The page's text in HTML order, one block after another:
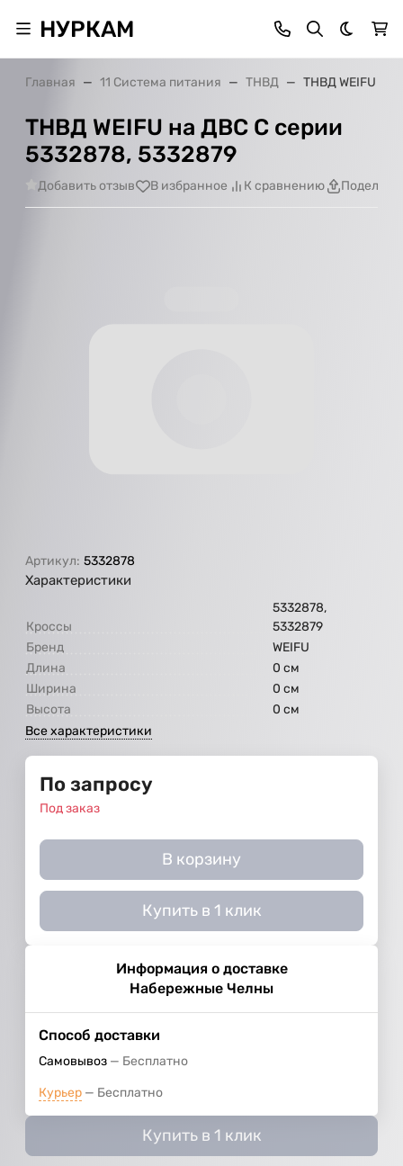
НУРКАМ Темная
Главная 11 Система питания ТНВД ТНВД WEIFU на
ТНВД WEIFU на ДВС C серии
5332878, 5332879
Добавить отзыв В избранное К сравнению
Артикул: 5332878
Характеристики
Кроссы
5332878,
5332879
Бренд
WEIFU
Длина
0 см
Ширина
0 см
Высота
0 см
Все характеристики
По запросу
Под заказ
В корзину
Купить в 1 клик
Информация о доставке
Набережные Челны
Способ доставки
Самовывоз Бесплатно
Курьер Бесплатно
Купить в 1 клик